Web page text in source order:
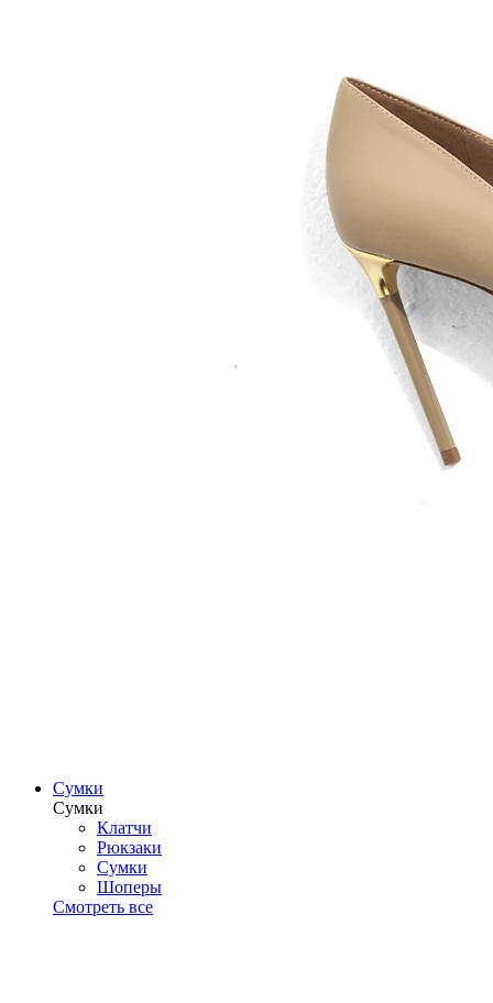
Сумки
Сумки
Клатчи
Рюкзаки
Сумки
Шоперы
Смотреть все